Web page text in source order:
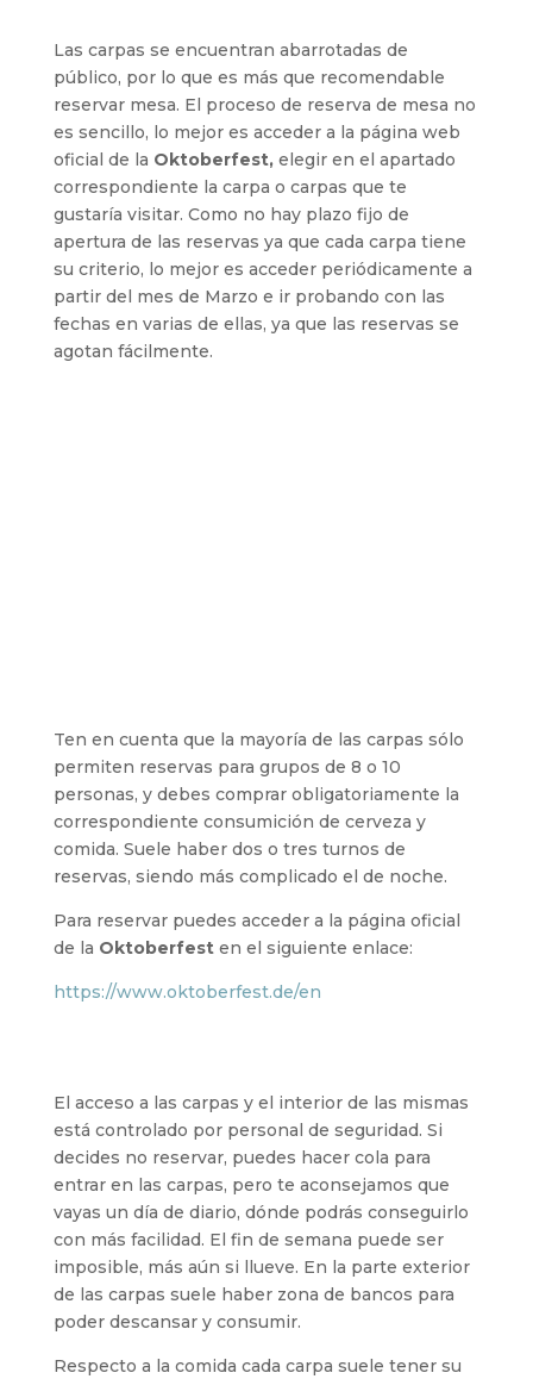
Las carpas se encuentran abarrotadas de
público, por lo que es más que recomendable
reservar mesa. El proceso de reserva de mesa no
es sencillo, lo mejor es acceder a la página web
oficial de la Oktoberfest,elegir en el apartado
correspondiente la carpa o carpas que te
gustaría visitar. Como no hay plazo fijo de
apertura de las reservas ya que cada carpa tiene
su criterio, lo mejor es acceder periódicamente a
partir del mes de Marzo e ir probando con las
fechas en varias de ellas, ya que las reservas se
agotan fácilmente.
Ten en cuenta que la mayoría de las carpas sólo
permiten reservas para grupos de 8 o 10
personas, y debes comprar obligatoriamente la
correspondiente consumición de cerveza y
comida. Suele haber dos o tres turnos de
reservas, siendo más complicado el de noche.
Para reservar puedes acceder a la página oficial
de la Oktoberfesten el siguiente enlace:
https://www.oktoberfest.de/en
El acceso a las carpas y el interior de las mismas
está controlado por personal de seguridad. Si
decides no reservar, puedes hacer cola para
entrar en las carpas, pero te aconsejamos que
vayas un día de diario, dónde podrás conseguirlo
con más facilidad. El fin de semana puede ser
imposible, más aún si llueve. En la parte exterior
de las carpas suele haber zona de bancos para
poder descansar y consumir.
Respecto a la comida cada carpa suele tener su